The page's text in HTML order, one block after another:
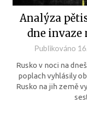
Analýza
dne invaze
Publikováno
Rusko v noci na
poplach vyhlásily
Rusko na jih země